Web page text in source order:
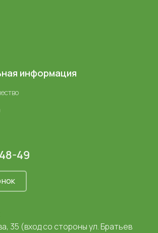
информация
49
35 (вход со стороны ул. Братьев